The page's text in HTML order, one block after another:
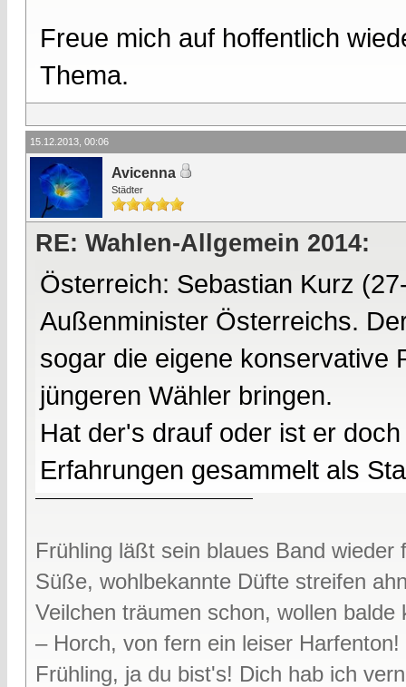
Freue mich auf hoffentlich
Thema.
15.12.2013, 00:06
Avicenna
Städter
RE: Wahlen-Allgemein 2014:
Österreich: Sebastian Kurz
Außenminister Österreichs.
sogar die eigene konservative
jüngeren Wähler bringen.
Hat der's drauf oder ist er
Erfahrungen gesammelt als
Frühling läßt sein blaues Band wieder
Süße, wohlbekannte Düfte streifen
Veilchen träumen schon, wollen balde
– Horch, von fern ein leiser Harfenton!
Frühling, ja du bist's! Dich hab ich